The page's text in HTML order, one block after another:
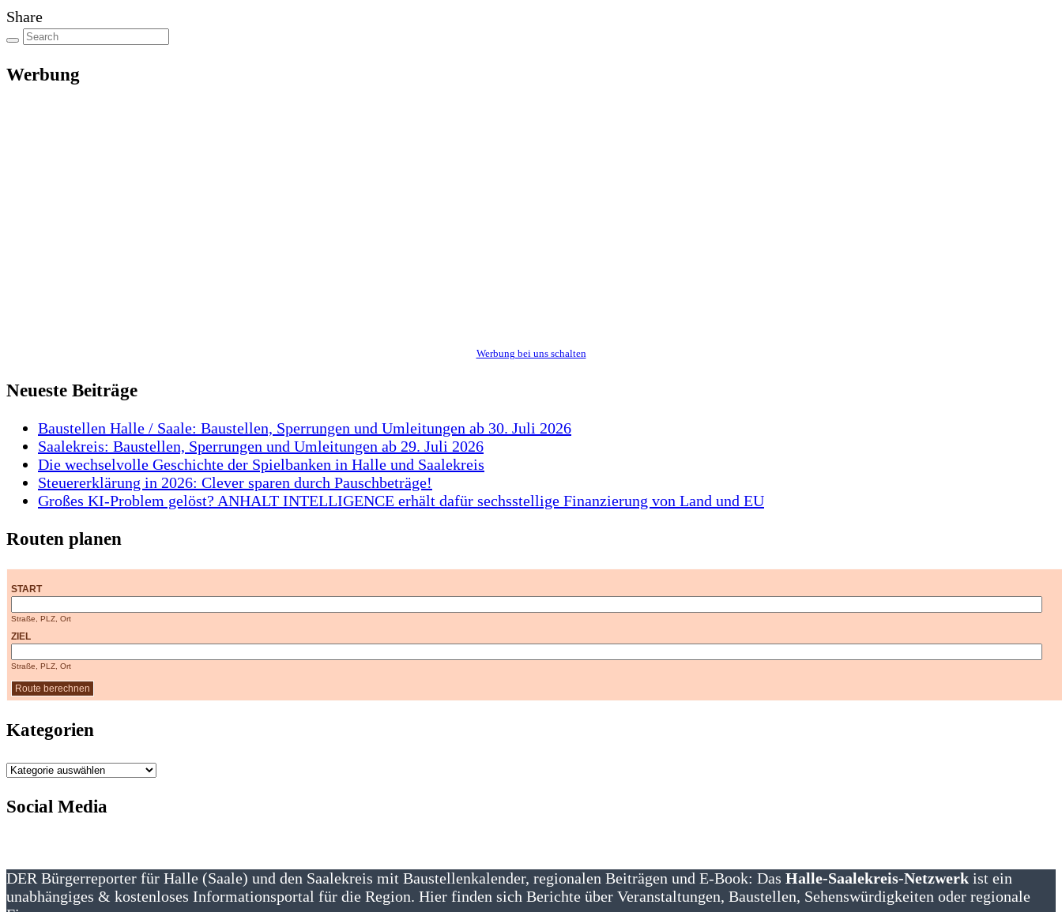
Share
Werbung
Werbung bei uns schalten
Neueste Beiträge
Baustellen Halle / Saale: Baustellen, Sperrungen und Umleitungen ab 30. Juli 2026
Saalekreis: Baustellen, Sperrungen und Umleitungen ab 29. Juli 2026
Die wechselvolle Geschichte der Spielbanken in Halle und Saalekreis
Steuererklärung in 2026: Clever sparen durch Pauschbeträge!
Großes KI-Problem gelöst? ANHALT INTELLIGENCE erhält dafür sechsstellige Finanzierung von Land und EU
Routen planen
START
Straße, PLZ, Ort
ZIEL
Straße, PLZ, Ort
Kategorien
Kategorien
Social Media
DER Bürgerreporter für Halle (Saale) und den Saalekreis mit Baustellenkalender, regionalen Beiträgen und E-Book: Das Halle-Saalekreis-Netzwerk ist ein
unabhängiges & kostenloses Informationsportal für die Region. Hier finden sich Berichte über Veranstaltungen, Baustellen, Sehenswürdigkeiten oder regionale